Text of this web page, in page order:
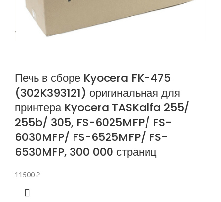
Печь в сборе Kyocera FK-475
(302K393121) оригинальная для
принтера Kyocera TASKalfa 255/
255b/ 305, FS-6025MFP/ FS-
6030MFP/ FS-6525MFP/ FS-
6530MFP, 300 000 страниц
11500₽